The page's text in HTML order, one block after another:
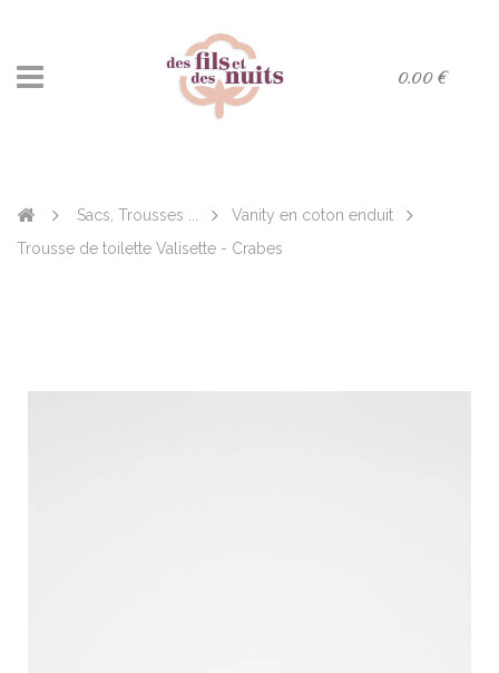
0.00 €
Sacs, Trousses ...
Vanity en coton enduit
Trousse de toilette Valisette - Crabes